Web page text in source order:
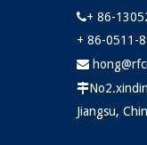
+ 86-
+ 86-0511-


Jiangsu,